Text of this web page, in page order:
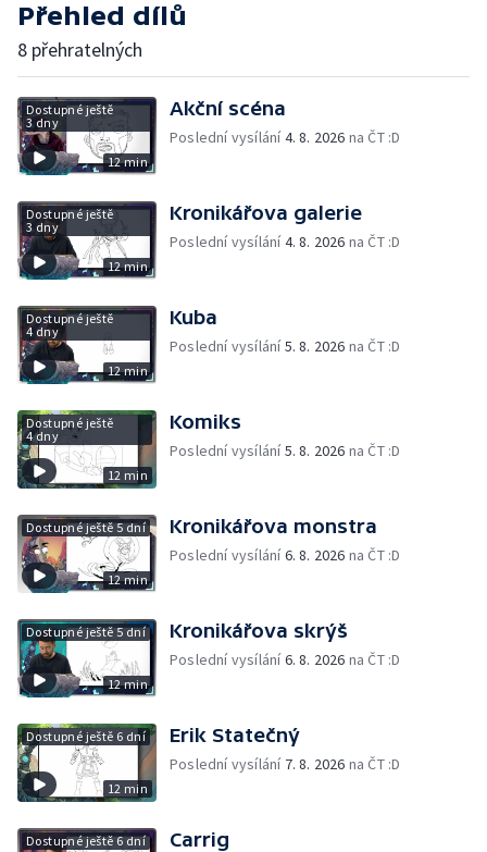
Přehled dílů
8 přehratelných
Dostupné ještě
3 dny
12 min
Akční scéna
Poslední vysílání4. 8. 2026 na ČT :D
Dostupné ještě
3 dny
12 min
Kronikářova galerie
Poslední vysílání4. 8. 2026 na ČT :D
Dostupné ještě
4 dny
12 min
Kuba
Poslední vysílání5. 8. 2026 na ČT :D
Dostupné ještě
4 dny
12 min
Komiks
Poslední vysílání5. 8. 2026 na ČT :D
Dostupné ještě 5 dní
12 min
Kronikářova monstra
Poslední vysílání6. 8. 2026 na ČT :D
Dostupné ještě 5 dní
12 min
Kronikářova skrýš
Poslední vysílání6. 8. 2026 na ČT :D
Dostupné ještě 6 dní
12 min
Erik Statečný
Poslední vysílání 7. 8. 2026 na ČT :D
Dostupné ještě 6 dní Carrig